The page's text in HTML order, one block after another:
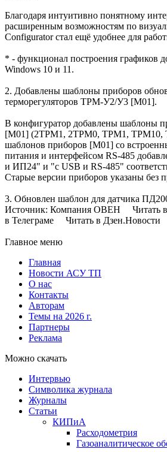
Благодаря интуитивно понятному
расширенным возможностям по
Configurator стал ещё удобнее для
* - функционал построения графиков
Windows 10 и 11.
2. Добавлены шаблоны приборов
терморегуляторов ТРМ-У2/У3 [M01].
В конфигуратор добавлены шаблоны
[M01] (2ТРМ1, 2ТРМ0, ТРМ1, ТРМ10,
шаблонов приборов [М01] со
питания и интерфейсом RS-485
и ИП24" и "с USB и RS-485"
Старые версии приборов указаны без
3. Обновлен шаблон для датчика
Источник: Компания ОВЕН Читать
в Телеграме Читать в Дзен.Новости
Главное меню
Главная
Новости АСУ ТП
О нас
Контакты
Авторам
Темы на 2026 г.
Партнеры
Реклама
Можно скачать
Интервью
Символика журнала
Журналы
Статьи
КИПиА
Расходометрия
Газоаналитическое